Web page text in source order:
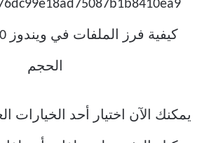
يمكنك الآن اختيار أحد الخيارات